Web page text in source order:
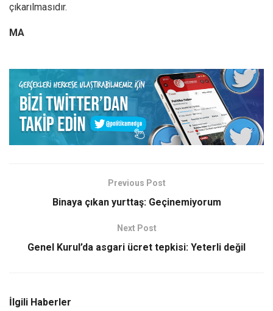
çıkarılmasıdır.
MA
Previous Post
Binaya çıkan yurttaş: Geçinemiyorum
Next Post
Genel Kurul’da asgari ücret tepkisi: Yeterli değil
İlgili Haberler